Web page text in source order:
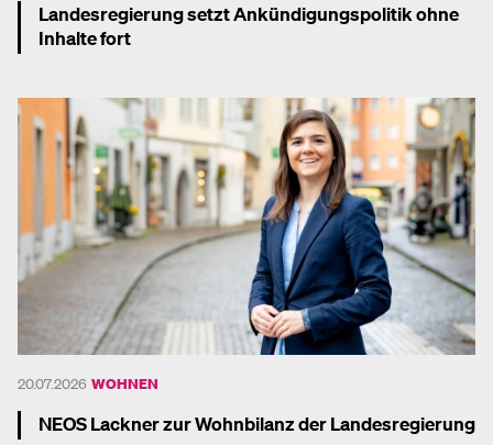
Landesregierung setzt Ankündigungspolitik ohne
Inhalte fort
20.07.2026 WOHNEN
NEOS Lackner zur Wohnbilanz der Landesregierung